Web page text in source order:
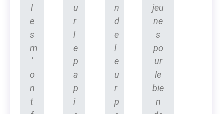
l
e
s
m
'
o
n
t
u
r
l
e
p
a
p
i
n
d
e
l
e
u
r
p
jeu
ne
s
po
ur
le
bie
n